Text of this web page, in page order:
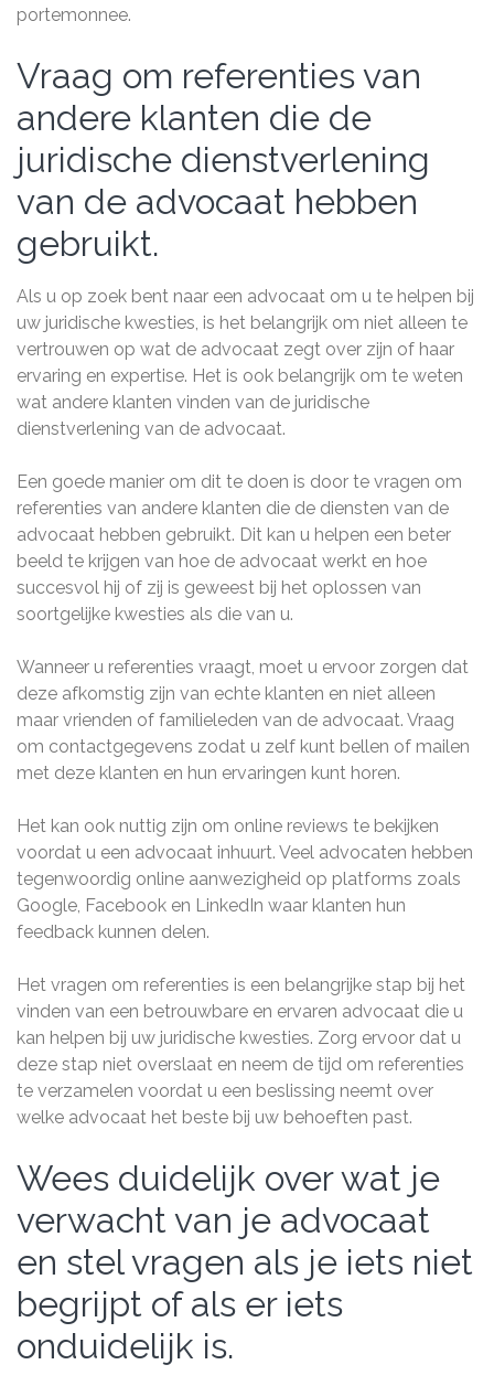
portemonnee.
Vraag om referenties van
andere klanten die de
juridische dienstverlening
van de advocaat hebben
gebruikt.
Als u op zoek bent naar een advocaat om u te helpen bij
uw juridische kwesties, is het belangrijk om niet alleen te
vertrouwen op wat de advocaat zegt over zijn of haar
ervaring en expertise. Het is ook belangrijk om te weten
wat andere klanten vinden van de juridische
dienstverlening van de advocaat.
Een goede manier om dit te doen is door te vragen om
referenties van andere klanten die de diensten van de
advocaat hebben gebruikt. Dit kan u helpen een beter
beeld te krijgen van hoe de advocaat werkt en hoe
succesvol hij of zij is geweest bij het oplossen van
soortgelijke kwesties als die van u.
Wanneer u referenties vraagt, moet u ervoor zorgen dat
deze afkomstig zijn van echte klanten en niet alleen
maar vrienden of familieleden van de advocaat. Vraag
om contactgegevens zodat u zelf kunt bellen of mailen
met deze klanten en hun ervaringen kunt horen.
Het kan ook nuttig zijn om online reviews te bekijken
voordat u een advocaat inhuurt. Veel advocaten hebben
tegenwoordig online aanwezigheid op platforms zoals
Google, Facebook en LinkedIn waar klanten hun
feedback kunnen delen.
Het vragen om referenties is een belangrijke stap bij het
vinden van een betrouwbare en ervaren advocaat die u
kan helpen bij uw juridische kwesties. Zorg ervoor dat u
deze stap niet overslaat en neem de tijd om referenties
te verzamelen voordat u een beslissing neemt over
welke advocaat het beste bij uw behoeften past.
Wees duidelijk over wat je
verwacht van je advocaat
en stel vragen als je iets niet
begrijpt of als er iets
onduidelijk is.